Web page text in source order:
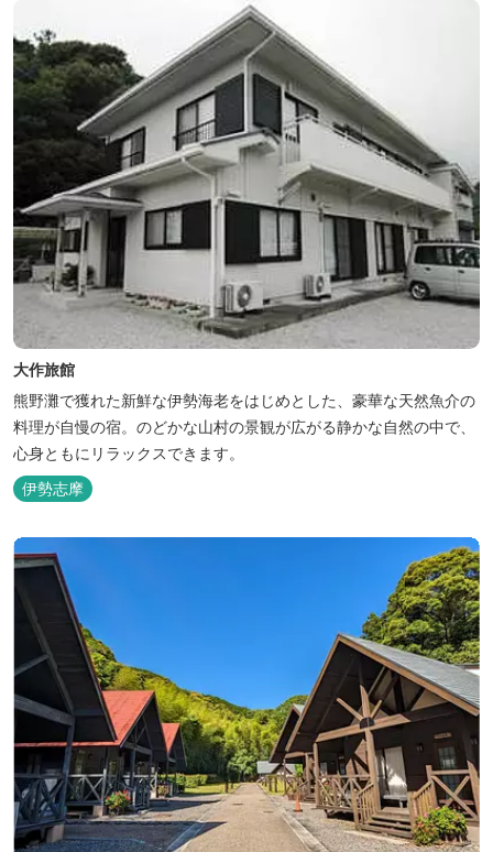
クタールーム、最大6名様まで...
大作旅館
熊野灘で獲れた新鮮な伊勢海老をはじめとした、豪華な天然魚介の
料理が自慢の宿。のどかな山村の景観が広がる静かな自然の中で、
心身ともにリラックスできます。
伊勢志摩